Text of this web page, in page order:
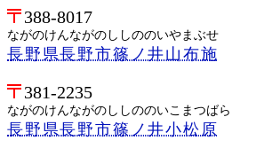
388-8017
ながのけんながのししののいやまぶせ
長野県長野市篠ノ井山布施
381-2235
ながのけんながのししののいこまつばら
長野県長野市篠ノ井小松原